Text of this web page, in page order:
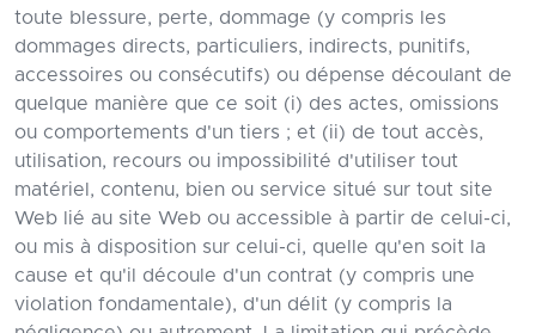
toute blessure, perte, dommage (y compris les
dommages directs, particuliers, indirects, punitifs,
accessoires ou consécutifs) ou dépense découlant de
quelque manière que ce soit (i) des actes, omissions
ou comportements d'un tiers ; et (ii) de tout accès,
utilisation, recours ou impossibilité d'utiliser tout
matériel, contenu, bien ou service situé sur tout site
Web lié au site Web ou accessible à partir de celui-ci,
ou mis à disposition sur celui-ci, quelle qu'en soit la
cause et qu'il découle d'un contrat (y compris une
violation fondamentale), d'un délit (y compris la